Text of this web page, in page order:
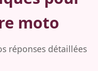
moto
réponses détaillées